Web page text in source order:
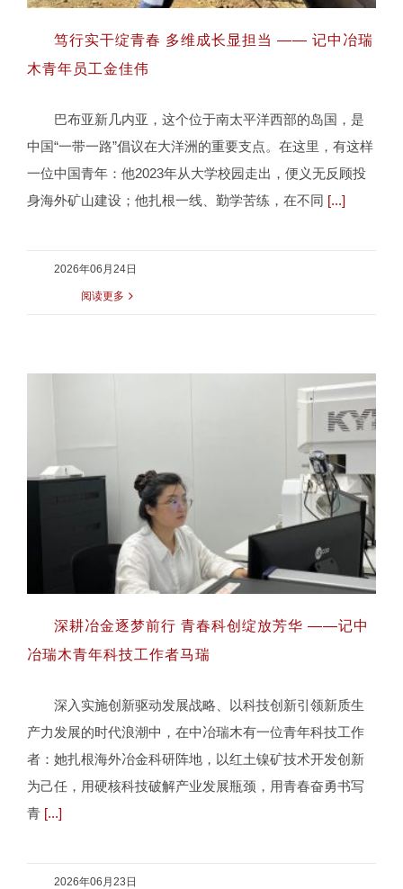
笃行实干绽青春 多维成长显担当 —— 记
中冶瑞木青年员工金佳伟
笃行实干绽青春 多维成长显担当 —— 记中冶瑞
木青年员工金佳伟
巴布亚新几内亚，这个位于南太平洋西部的岛国，是
中国“一带一路”倡议在大洋洲的重要支点。在这里，有这样
一位中国青年：他2023年从大学校园走出，便义无反顾投
身海外矿山建设；他扎根一线、勤学苦练，在不同 [...]
2026年06月24日
阅读更多
深耕冶金逐梦前行 青春科创绽放芳华 ——
记中冶瑞木青年科技工作者马瑞
深耕冶金逐梦前行 青春科创绽放芳华 ——记中
冶瑞木青年科技工作者马瑞
深入实施创新驱动发展战略、以科技创新引领新质生
产力发展的时代浪潮中，在中冶瑞木有一位青年科技工作
者：她扎根海外冶金科研阵地，以红土镍矿技术开发创新
为己任，用硬核科技破解产业发展瓶颈，用青春奋勇书写
青 [...]
2026年06月23日